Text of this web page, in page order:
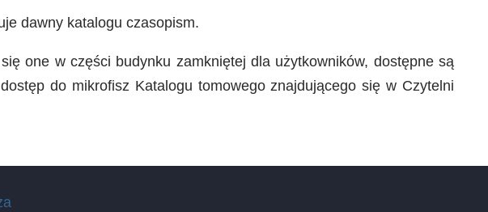
dawny katalogu czasopism.
one w części budynku zamkniętej dla użytkowników, dostępne są
do mikrofisz Katalogu tomowego znajdującego się w Czytelni